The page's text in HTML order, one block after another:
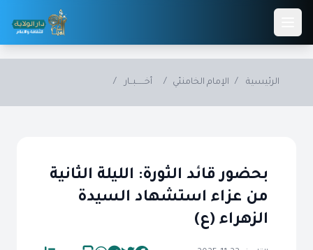
Skip to main content
الرئيسية / الإمام الخامنئي / أخــــــبــار /
بحضور قائد الثورة: الليلة الثانية
من عزاء استشهاد السيدة
الزهراء (ع)